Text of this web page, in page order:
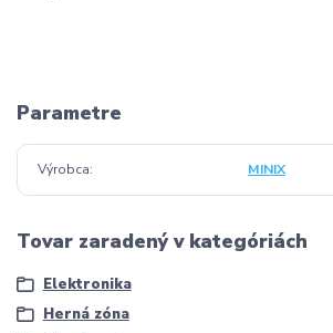
Parametre
Výrobca MINIX
Tovar zaradený v kategóriách
Elektronika
Herná zóna